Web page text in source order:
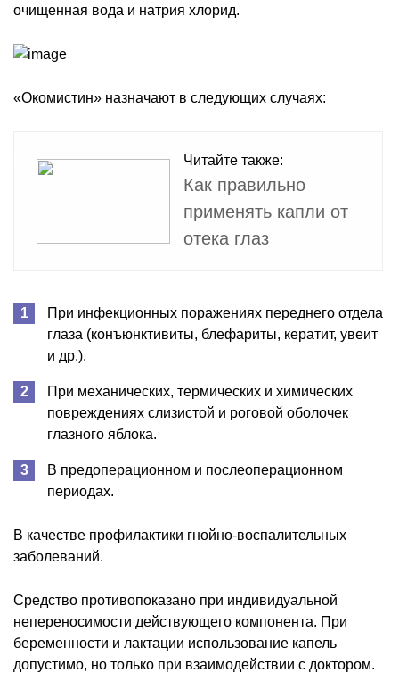
очищенная вода и натрия хлорид.
«Окомистин» назначают в следующих случаях:
Читайте также:
Как правильно
применять капли от
отека глаз
При инфекционных поражениях переднего отдела
глаза (конъюнктивиты, блефариты, кератит, увеит
и др.).
При механических, термических и химических
повреждениях слизистой и роговой оболочек
глазного яблока.
В предоперационном и послеоперационном
периодах.
В качестве профилактики гнойно-воспалительных
заболеваний.
Средство противопоказано при индивидуальной
непереносимости действующего компонента. При
беременности и лактации использование капель
допустимо, но только при взаимодействии с доктором.